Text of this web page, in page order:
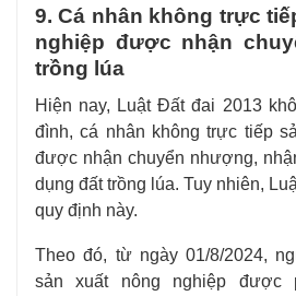
9. Cá nhân không trực
nghiệp được nhận
trồng lúa
Hiện nay, Luật Đất đai 2013
đình, cá nhân không trực tiếp
được nhận chuyển nhượng,
dụng đất trồng lúa. Tuy nhiên,
quy định này.
Theo đó, từ ngày 01/8/2024,
sản xuất nông nghiệp được